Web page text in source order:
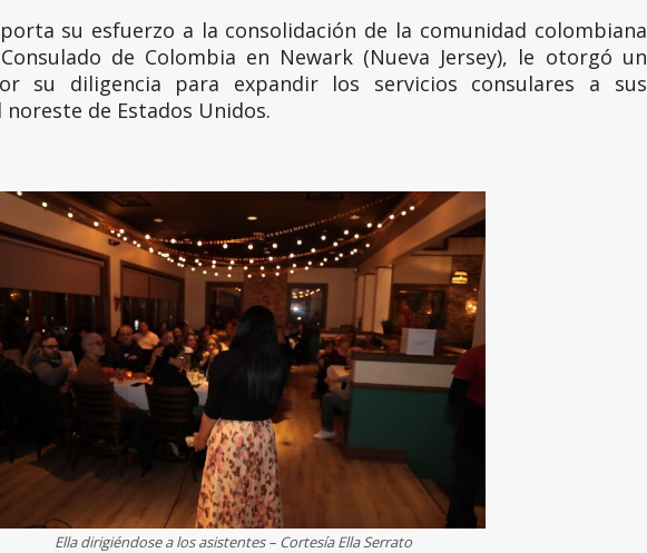
su esfuerzo a la consolidación de la comunidad colombiana
de Colombia en Newark (Nueva Jersey), le otorgó un
su diligencia para expandir los servicios consulares a sus
de Estados Unidos.
Ella dirigiéndose a los asistentes – Cortesía Ella Serrato